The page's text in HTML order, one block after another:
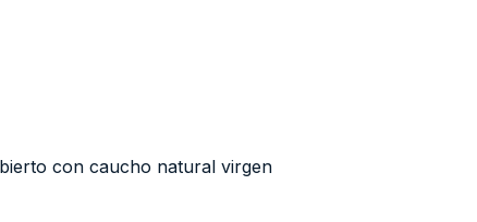
con caucho natural virgen